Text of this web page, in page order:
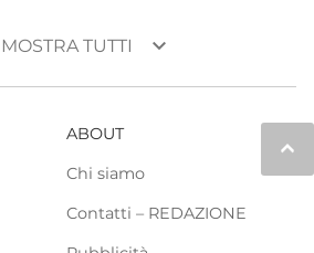
MOSTRA TUTTI keyboard_arrow_down
keyboard_arrow_up
ABOUT
Chi siamo
Contatti – REDAZIONE